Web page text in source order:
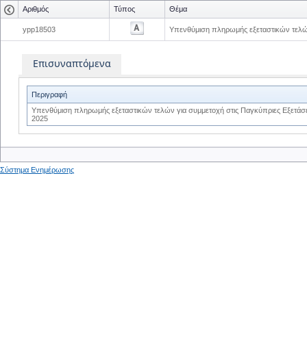
Αριθμός Τύπος Θέμα
ypp18503 Υπενθύμιση πληρωμής εξεταστικών
Επισυναπτόμενα
Περιγραφή
Υπενθύμιση πληρωμής εξεταστικών τελών για συμμετοχή στις Παγκύπριες
2025
Σύστημα Ενημέρωσης